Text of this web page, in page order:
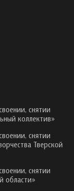
снятии
коллектив»
снятии
Тверской
снятии
области»